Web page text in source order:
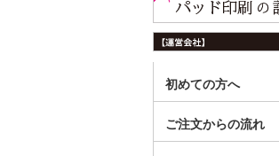
初めての方へ
ご注文からの流れ